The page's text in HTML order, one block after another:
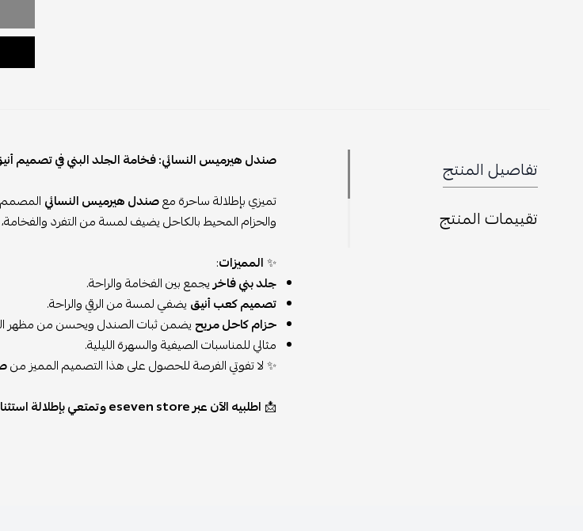
تفاصيل المنتج
تقييمات المنتج
صندل هيرميس النسائي: فخامة الجلد البني في تصميم
تميزي بإطلالة ساحرة معصندل هيرميس النسائي
والحزام المحيط بالكاحل يضيف لمسة من التفرد
✨المميزات:
جلد بني فاخريجمع بين الفخامة والراحة.
تصميم كعب أنيق يضفي لمسة من الرقي والراحة.
حزام كاحل مريح يضمن ثبات الصندل ويحسن من مظهر
مثالي للمناسبات الصيفية والسهرة الليلية.
✨ لا تفوتي الفرصة للحصول على هذا التصميم المميز من
📩 اطلبيه الآن عبر eseven store وتمتعي بإطلالة استثنائية!